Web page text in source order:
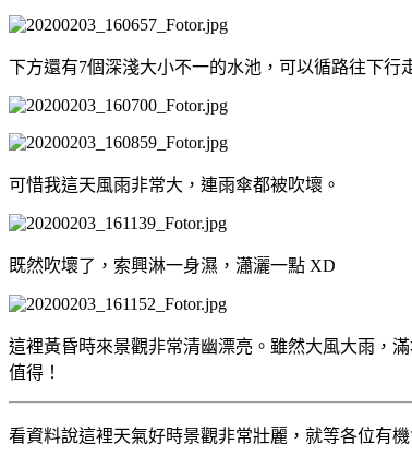
下方還有7個深淺大小不一的水池，可以循路往下行
可惜我這天風雨非常大，連雨傘都被吹壞。
既然吹壞了，索興淋一身濕，瀟灑一點 XD
這裡黃昏時來景觀非常清幽漂亮。雖然大風大雨，
值得！
看資料說這裡天氣好時景觀非常壯麗，就等各位有